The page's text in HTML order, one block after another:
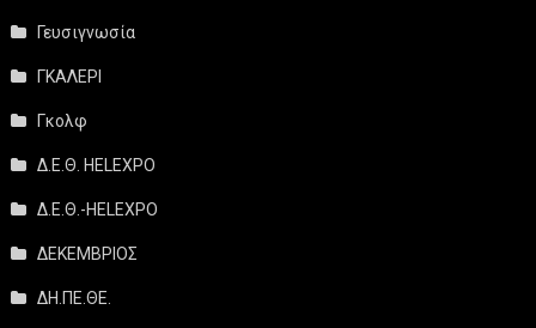
Γευσιγνωσία
ΓΚΑΛΕΡΙ
Γκολφ
Δ.Ε.Θ. HELEXPO
Δ.Ε.Θ.-HELEXPO
ΔΕΚΕΜΒΡΙΟΣ
ΔΗ.ΠΕ.ΘΕ.